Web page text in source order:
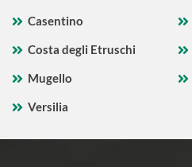
Casentino
Costa degli Etruschi
Mugello
Versilia